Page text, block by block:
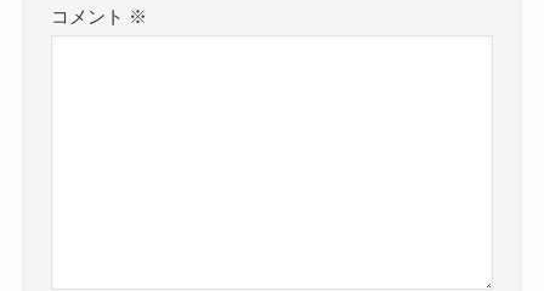
コメント ※